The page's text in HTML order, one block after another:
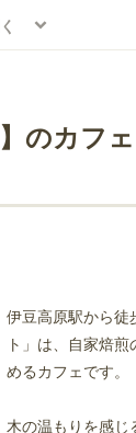
のカフ
伊豆高原駅から徒
ト」は、自家焙
めるカフェです。
木の温もりを感じ